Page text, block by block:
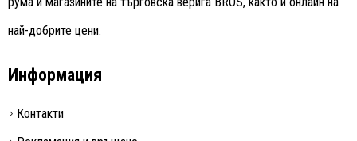
най-добрите цени.
Информация
Контакти